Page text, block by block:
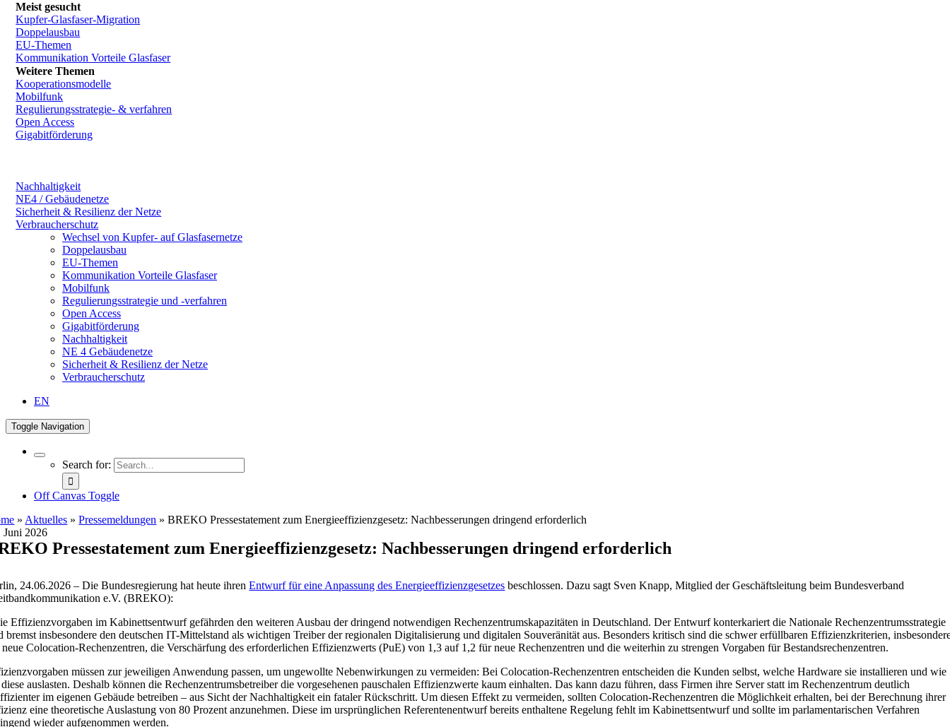
Meist gesucht
Kupfer-Glasfaser-Migration
Doppelausbau
EU-Themen
Kommunikation Vorteile Glasfaser
Weitere Themen
Kooperationsmodelle
Mobilfunk
Regulierungsstrategie- & verfahren
Open Access
Gigabitförderung
Nachhaltigkeit
NE4 / Gebäudenetze
Sicherheit & Resilienz der Netze
Verbraucherschutz
Wechsel von Kupfer- auf Glasfasernetze
Doppelausbau
EU-Themen
Kommunikation Vorteile Glasfaser
Mobilfunk
Regulierungsstrategie und -verfahren
Open Access
Gigabitförderung
Nachhaltigkeit
NE 4 Gebäudenetze
Sicherheit & Resilienz der Netze
Verbraucherschutz
EN
Toggle Navigation
Search for:
Off Canvas Toggle
» Aktuelles »Pressemeldungen »BREKO Pressestatement zum Energieeffizienzgesetz: Nachbesserungen dringend erforderlich
Juni 2026
Pressestatement zum Energieeffizienzgesetz: Nachbesserungen dringend erforderlich
24.06.2026 – Die Bundesregierung hat heute ihrenEntwurf für eine Anpassung des Energieeffizienzgesetzes beschlossen. Dazu sagt Sven Knapp, Mitglied der Geschäftsleitung beim Bundesverband
e.V. (BREKO):
Effizienzvorgaben im Kabinettsentwurf gefährden den weiteren Ausbau der dringend notwendigen Rechenzentrumskapazitäten in Deutschland. Der Entwurf konterkariert die Nationale Rechenzentrumsstrategie
bremst insbesondere den deutschen IT-Mittelstand als wichtigen Treiber der regionalen Digitalisierung und digitalen Souveränität aus. Besonders kritisch sind die schwer erfüllbaren Effizienzkriterien,
Colocation-Rechenzentren, die Verschärfung des erforderlichen Effizienzwerts (PuE) von 1,3 auf 1,2 für neue Rechenzentren und die weiterhin zu strengen Vorgaben für Bestandsrechenzentren.
müssen zur jeweiligen Anwendung passen, um ungewollte Nebenwirkungen zu vermeiden: Bei Colocation-Rechenzentren entscheiden die Kunden selbst, welche Hardware sie installieren und wie
diese auslasten. Deshalb können die Rechenzentrumsbetreiber die vorgesehenen pauschalen Effizienzwerte kaum einhalten. Das kann dazu führen, dass Firmen ihre Server statt im Rechenzentrum deutlich
im eigenen Gebäude betreiben – aus Sicht der Nachhaltigkeit ein fataler Rückschritt. Um diesen Effekt zu vermeiden, sollten Colocation-Rechenzentren die Möglichkeit erhalten, bei der Berechnung ihrer
eine theoretische Auslastung von 80 Prozent anzunehmen. Diese im ursprünglichen Referentenentwurf bereits enthaltene Regelung fehlt im Kabinettsentwurf und sollte im parlamentarischen Verfahren
wieder aufgenommen werden.